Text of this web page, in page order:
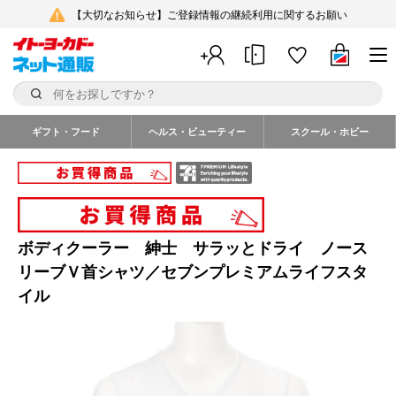
【大切なお知らせ】ご登録情報の継続利用に関するお願い
ギフト・フード ヘルス・ビューティー スクール・ホビー
ボディクーラー 紳士 サラッとドライ ノース
リーブＶ首シャツ／セブンプレミアムライフスタ
イル